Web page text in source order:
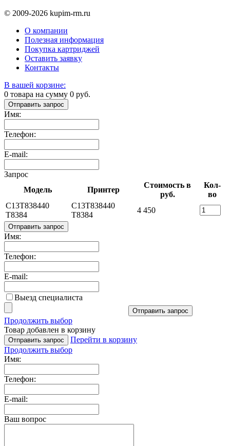
© 2009-2026 kupim-rm.ru
О компании
Полезная информация
Покупка картриджей
Оставить заявку
Контакты
В вашей корзине:
0 товара на сумму 0 руб.
Отправить запрос
Имя:
Телефон:
E-mail:
Запрос
Модель
Принтер
Стоимость в
руб.
Кол-
во
C13T838440
T8384
C13T838440
T8384
4 450
Отправить запрос
Имя:
Телефон:
E-mail:
Выезд специалиста
Отправить запрос
Продолжить выбор
Товар добавлен в корзину
Отправить запрос
Перейти в корзину
Продолжить выбор
Имя:
Телефон:
E-mail:
Ваш вопрос